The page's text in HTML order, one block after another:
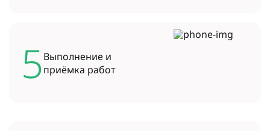
5Выполнение и
приёмка работ